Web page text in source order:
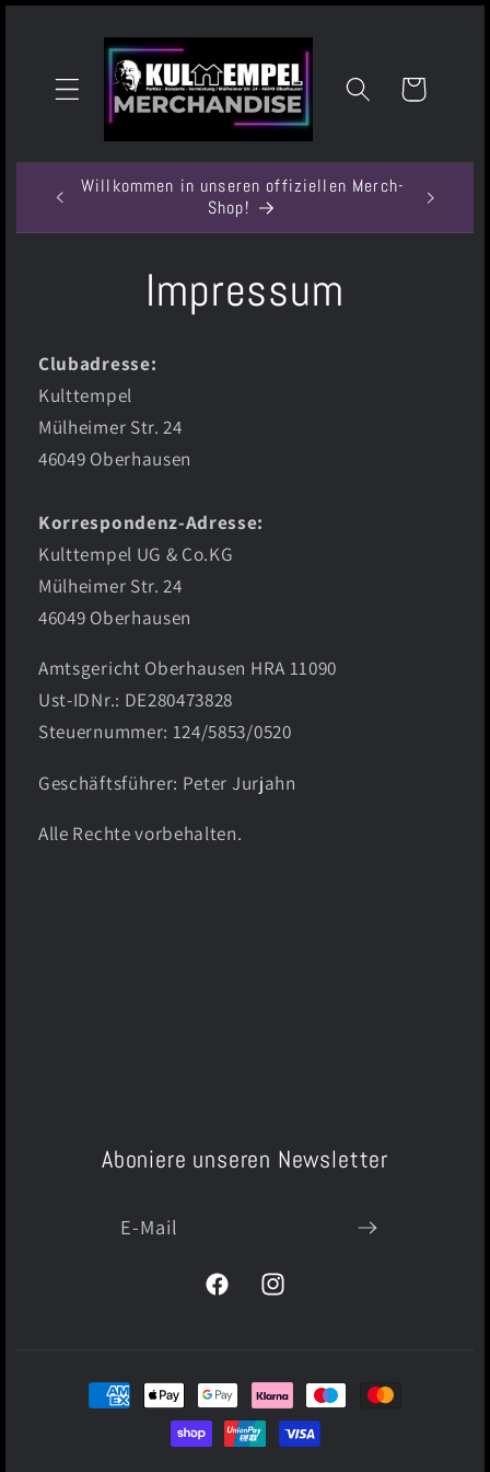
Warenkorb
Willkommen in unseren offiziellen Merch-
Shop!
Impressum
Clubadresse:
Kulttempel
Mülheimer Str. 24
46049 Oberhausen
Korrespondenz-Adresse:
Kulttempel UG & Co.KG
Mülheimer Str. 24
46049 Oberhausen
Amtsgericht Oberhausen HRA 11090
Ust-IDNr.: DE280473828
Steuernummer: 124/5853/0520
Geschäftsführer: Peter Jurjahn
Alle Rechte vorbehalten.
Aboniere unseren Newsletter
E-Mail
FacebookInstagram
Zahlungsmethoden